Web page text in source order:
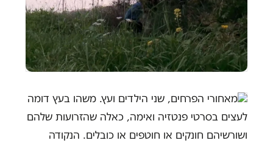
מאחורי הפרחים, שני הילדים ועץ. משהו בעץ דומה
לעצים בסרטי פנטזיה ואימה, כאלה שהזרועות שלהם
ושורשיהם חונקים או חוטפים או כובלים. הנקודה